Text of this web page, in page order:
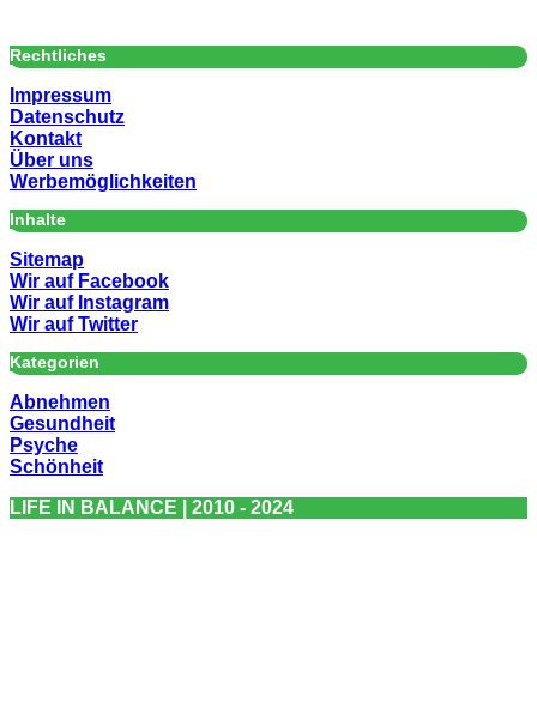
Rechtliches
Impressum
Datenschutz
Kontakt
Über uns
Werbemöglichkeiten
Inhalte
Sitemap
Wir auf Facebook
Wir auf Instagram
Wir auf Twitter
Kategorien
Abnehmen
Gesundheit
Psyche
Schönheit
LIFE IN BALANCE | 2010 - 2024